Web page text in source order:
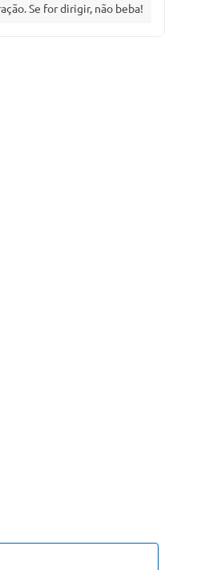
Se for dirigir, não beba!